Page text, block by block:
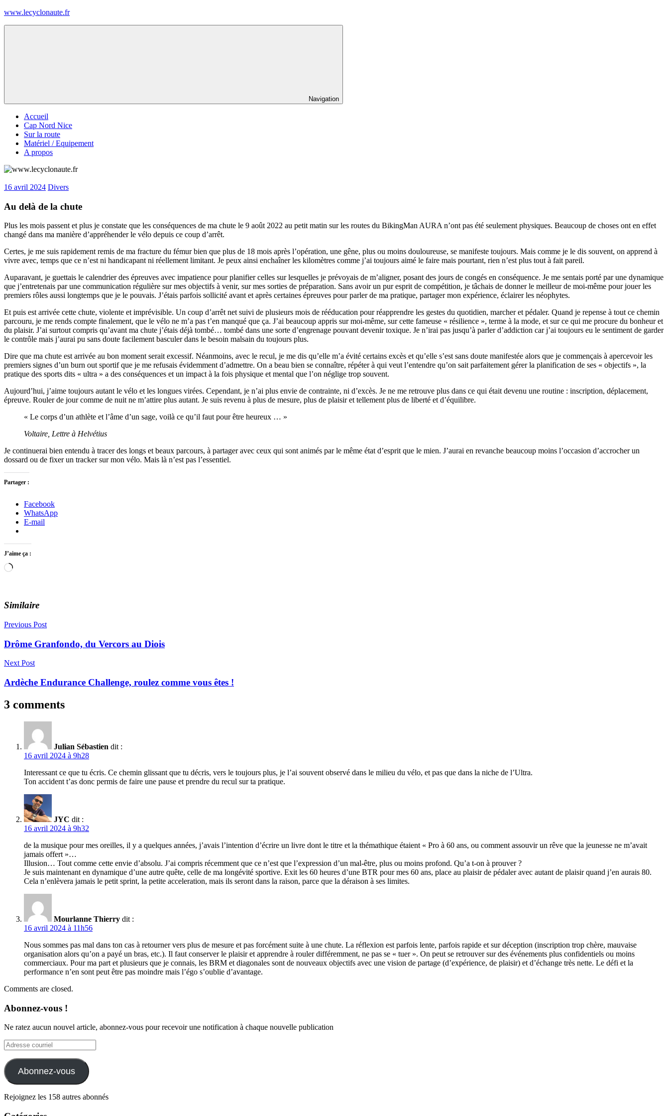
Skip
www.lecyclonaute.fr
Navigation
Accueil
Cap Nord Nice
Sur la route
Matériel / Equipement
A propos
16 avril 2024 Divers
Au delà de la chute
Plus les mois passent et plus je constate que les conséquences de ma chute le 9 août 2022 au petit matin sur les routes du BikingMan AURA n’ont pas été seulement physiques. Beaucoup de choses ont en effet
changé dans ma manière d’appréhender le vélo depuis ce coup d’arrêt.
Certes, je me suis rapidement remis de ma fracture du fémur bien que plus de 18 mois après l’opération, une gêne, plus ou moins douloureuse, se manifeste toujours. Mais comme je le dis souvent, on apprend à
vivre avec, temps que ce n’est ni handicapant ni réellement limitant. Je peux ainsi enchaîner les kilomètres comme j’ai toujours aimé le faire mais pourtant, rien n’est plus tout à fait pareil.
Auparavant, je guettais le calendrier des épreuves avec impatience pour planifier celles sur lesquelles je prévoyais de m’aligner, posant des jours de congés en conséquence. Je me sentais porté par une dynamique
que j’entretenais par une communication régulière sur mes objectifs à venir, sur mes sorties de préparation. Sans avoir un pur esprit de compétition, je tâchais de donner le meilleur de moi-même pour jouer les
premiers rôles aussi longtemps que je le pouvais. J’étais parfois sollicité avant et après certaines épreuves pour parler de ma pratique, partager mon expérience, éclairer les néophytes.
Et puis est arrivée cette chute, violente et imprévisible. Un coup d’arrêt net suivi de plusieurs mois de rééducation pour réapprendre les gestes du quotidien, marcher et pédaler. Quand je repense à tout ce chemin
parcouru, je me rends compte finalement, que le vélo ne m’a pas t’en manqué que ça. J’ai beaucoup appris sur moi-même, sur cette fameuse « résilience », terme à la mode, et sur ce qui me procure du bonheur et
du plaisir. J’ai surtout compris qu’avant ma chute j’étais déjà tombé… tombé dans une sorte d’engrenage pouvant devenir toxique. Je n’irai pas jusqu’à parler d’addiction car j’ai toujours eu le sentiment de garder
le contrôle mais j’aurai pu sans doute facilement basculer dans le besoin malsain du toujours plus.
Dire que ma chute est arrivée au bon moment serait excessif. Néanmoins, avec le recul, je me dis qu’elle m’a évité certains excès et qu’elle s’est sans doute manifestée alors que je commençais à apercevoir les
premiers signes d’un burn out sportif que je me refusais évidemment d’admettre. On a beau bien se connaître, répéter à qui veut l’entendre qu’on sait parfaitement gérer la planification de ses « objectifs », la
pratique des sports dits « ultra » a des conséquences et un impact à la fois physique et mental que l’on néglige trop souvent.
Aujourd’hui, j’aime toujours autant le vélo et les longues virées. Cependant, je n’ai plus envie de contrainte, ni d’excès. Je ne me retrouve plus dans ce qui était devenu une routine : inscription, déplacement,
épreuve. Rouler de jour comme de nuit ne m’attire plus autant. Je suis revenu à plus de mesure, plus de plaisir et tellement plus de liberté et d’équilibre.
« Le corps d’un athlète et l’âme d’un sage, voilà ce qu’il faut pour être heureux … »
Voltaire, Lettre à Helvétius
Je continuerai bien entendu à tracer des longs et beaux parcours, à partager avec ceux qui sont animés par le même état d’esprit que le mien. J’aurai en revanche beaucoup moins l’occasion d’accrocher un
dossard ou de fixer un tracker sur mon vélo. Mais là n’est pas l’essentiel.
Partager :
Facebook
WhatsApp
E-mail
J’aime ça :
Chargement…
Similaire
Navigation
de
Previous Post
Drôme Granfondo, du Vercors au Diois
Next Post
Ardèche Endurance Challenge, roulez comme vous êtes !
3 comments
Julian Sébastien dit :
16 avril 2024 à 9h28
Interessant ce que tu écris. Ce chemin glissant que tu décris, vers le toujours plus, je l’ai souvent observé dans le milieu du vélo, et pas que dans la niche de l’Ultra.
Ton accident t’as donc permis de faire une pause et prendre du recul sur ta pratique.
JYC dit :
16 avril 2024 à 9h32
de la musique pour mes oreilles, il y a quelques années, j’avais l’intention d’écrire un livre dont le titre et la thémathique étaient « Pro à 60 ans, ou comment assouvir un rêve que la jeunesse ne m’avait
jamais offert »…
Illusion… Tout comme cette envie d’absolu. J’ai compris récemment que ce n’est que l’expression d’un mal-être, plus ou moins profond. Qu’a t-on à prouver ?
Je suis maintenant en dynamique d’une autre quête, celle de ma longévité sportive. Exit les 60 heures d’une BTR pour mes 60 ans, place au plaisir de pédaler avec autant de plaisir quand j’en aurais 80.
Cela n’enlèvera jamais le petit sprint, la petite acceleration, mais ils seront dans la raison, parce que la déraison à ses limites.
Mourlanne Thierry dit :
16 avril 2024 à 11h56
Nous sommes pas mal dans ton cas à retourner vers plus de mesure et pas forcément suite à une chute. La réflexion est parfois lente, parfois rapide et sur déception (inscription trop chère, mauvaise
organisation alors qu’on a payé un bras, etc.). Il faut conserver le plaisir et apprendre à rouler différemment, ne pas se « tuer ». On peut se retrouver sur des événements plus confidentiels ou moins
commerciaux. Pour ma part et plusieurs que je connais, les BRM et diagonales sont de nouveaux objectifs avec une vision de partage (d’expérience, de plaisir) et d’échange très nette. Le défi et la
performance n’en sont peut être pas moindre mais l’égo s’oublie d’avantage.
Comments are closed.
Abonnez-vous !
Ne ratez aucun nouvel article, abonnez-vous pour recevoir une notification à chaque nouvelle publication
Adresse
courriel
Abonnez-vous
Rejoignez les 158 autres abonnés